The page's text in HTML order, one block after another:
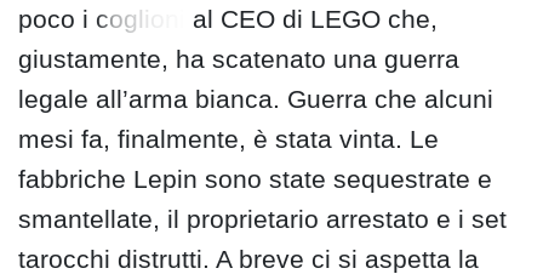
poco i coglioni
al CEO di LEGO che,
giustamente, ha scatenato una guerra
legale all’arma bianca. Guerra che alcuni
mesi fa, finalmente, è stata vinta. Le
fabbriche Lepin sono state sequestrate e
smantellate, il proprietario arrestato e i set
tarocchi distrutti. A breve ci si aspetta la